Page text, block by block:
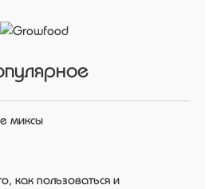
миксы
как пользоваться и